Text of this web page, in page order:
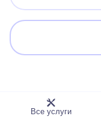
Все услуги